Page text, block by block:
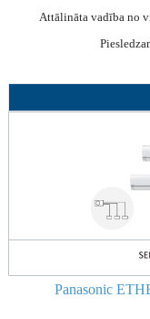
Attālināta vadība no
Panasonic